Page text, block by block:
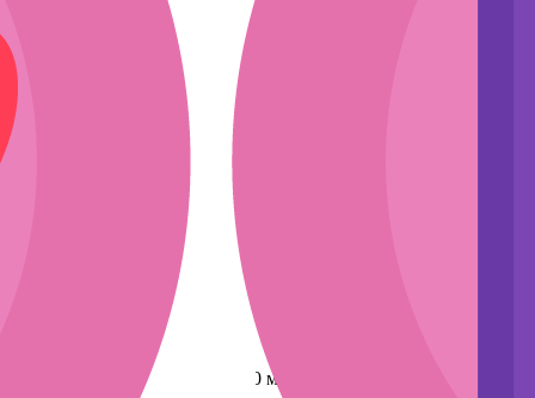
Moisture Protector Cream, 150 мл. ARAVIA